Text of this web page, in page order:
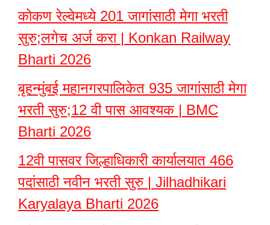
कोकण रेल्वेमध्ये 201 जागांसाठी मेगा भरती
सुरु;लगेच अर्ज करा | Konkan Railway
Bharti 2026
बृहन्मुंबई महानगरपालिकेत 935 जागांसाठी मेगा
भरती सुरु;12 वी पास आवश्यक | BMC
Bharti 2026
12वी पासवर जिल्हाधिकारी कार्यालयात 466
पदांसाठी नवीन भरती सुरु | Jilhadhikari
Karyalaya Bharti 2026